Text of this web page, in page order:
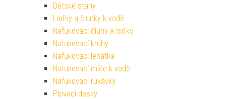
Dětské stany
Loďky a člunky k vodě
Nafukovací čluny a loďky
Nafukovací kruhy
Nafukovací lehátka
Nafukovací míče k vodě
Nafukovací rukávky
Plovací desky